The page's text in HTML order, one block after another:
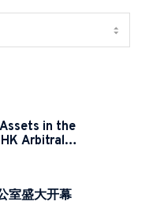
in the
Arbitral
Under
室盛大开幕